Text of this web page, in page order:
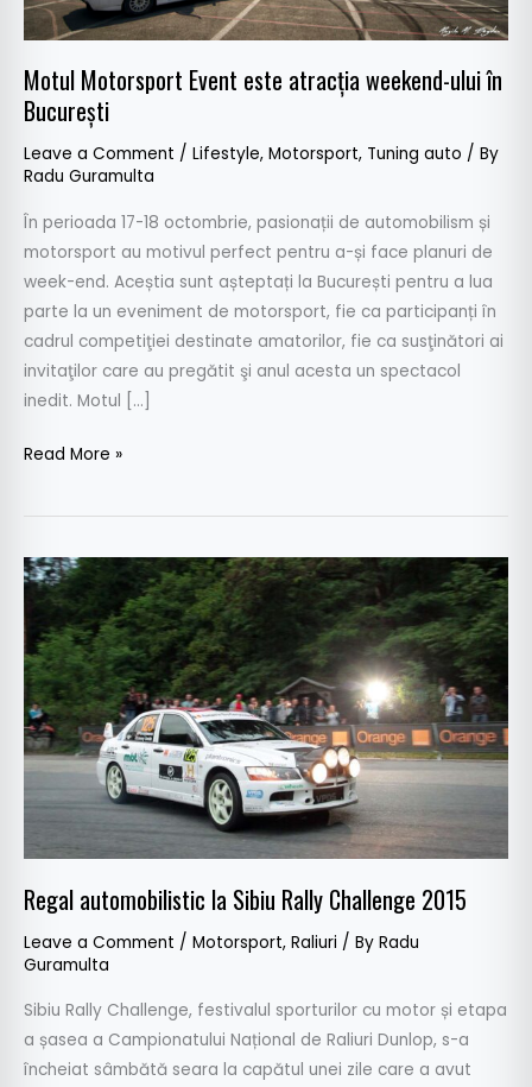
Motul Motorsport Event este atracţia weekend-ului în
Bucureşti
Leave a Comment / Lifestyle, Motorsport, Tuning auto / By
Radu Guramulta
În perioada 17-18 octombrie, pasionații de automobilism și
motorsport au motivul perfect pentru a-și face planuri de
week-end. Aceștia sunt așteptați la București pentru a lua
parte la un eveniment de motorsport, fie ca participanți în
cadrul competiţiei destinate amatorilor, fie ca susţinători ai
invitaţilor care au pregătit şi anul acesta un spectacol
inedit. Motul […]
în
Bucureşti
Read More »
Regal automobilistic la Sibiu Rally Challenge 2015
Leave a Comment / Motorsport, Raliuri / By Radu
Guramulta
Sibiu Rally Challenge, festivalul sporturilor cu motor și etapa
a șasea a Campionatului Național de Raliuri Dunlop, s-a
încheiat sâmbătă seara la capătul unei zile care a avut
Regal
automobilistic
la
Sibiu
Rally
Challenge
2015